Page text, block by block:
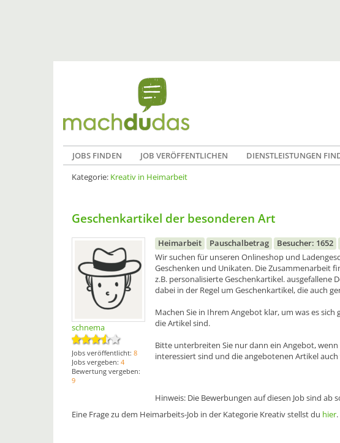
JOBS FINDEN JOB VERÖFFENTLICHEN DIENSTLEISTUNGEN
Kategorie: Kreativ in Heimarbeit
Geschenkartikel der besonderen Art
schnema
Jobs veröffentlicht: 8
Jobs vergeben: 4
Bewertung vergeben:
9
Heimarbeit Pauschalbetrag Besucher: 1652
Wir suchen für unseren Onlineshop und
Geschenken und Unikaten. Die Zusammenarbeit
z.B. personalisierte Geschenkartikel. ausgefallene
dabei in der Regel um Geschenkartikel, die auch
Machen Sie in Ihrem Angebot klar, um was es
die Artikel sind.
Bitte unterbreiten Sie nur dann ein Angebot,
interessiert sind und die angebotenen Artikel
Hinweis: Die Bewerbungen auf diesen Job sind
Eine Frage zu dem Heimarbeits-Job in der Kategorie Kreativ stellst du hier.